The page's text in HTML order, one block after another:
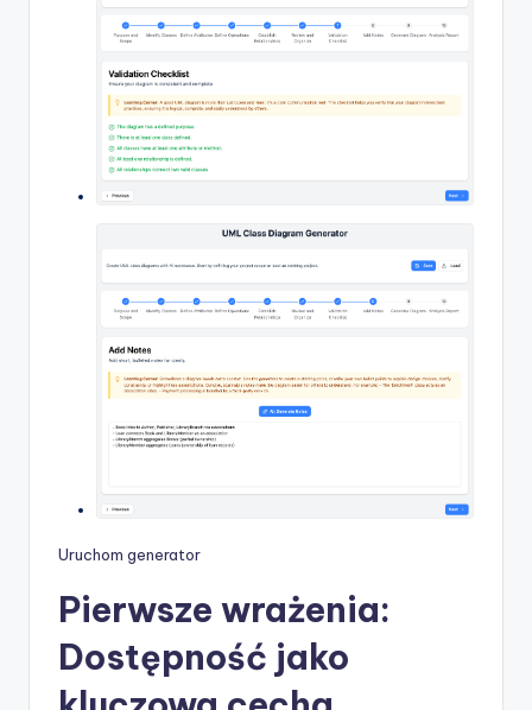
Uruchom generator
Pierwsze wrażenia:
Dostępność jako